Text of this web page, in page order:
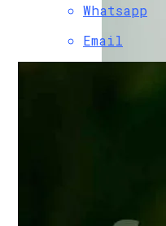
Whatsapp
Email